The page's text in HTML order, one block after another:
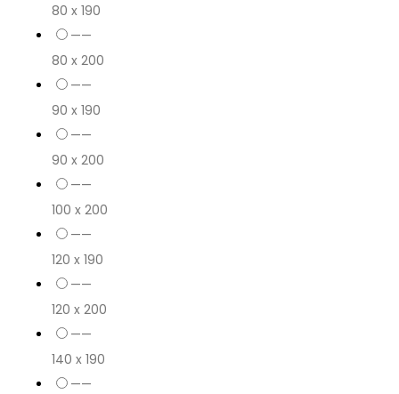
80 x 190
——
80 x 200
——
90 x 190
——
90 x 200
——
100 x 200
——
120 x 190
——
120 x 200
——
140 x 190
——